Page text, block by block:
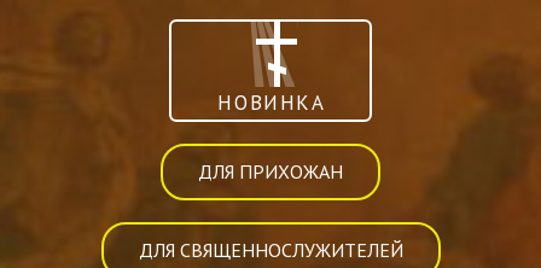
НОВИНКА
ДЛЯ ПРИХОЖАН
ДЛЯ СВЯЩЕННОСЛУЖИТЕЛЕЙ